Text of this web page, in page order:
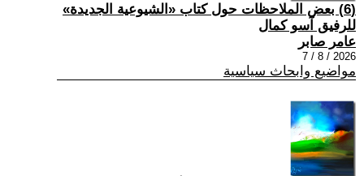
(6) بعض الملاحظات حول كتاب «الشيوعية الجديدة»
للرفيق آسو كمال
عامر صابر
2026 / 8 / 7
مواضيع وابحاث سياسية